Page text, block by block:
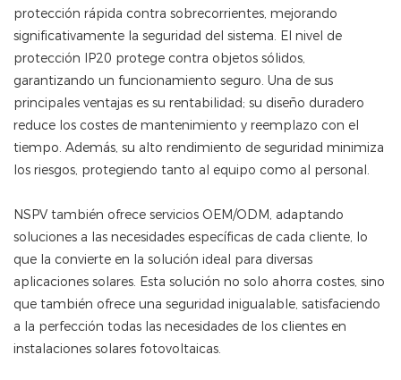
protección rápida contra sobrecorrientes, mejorando
significativamente la seguridad del sistema. El nivel de
protección IP20 protege contra objetos sólidos,
garantizando un funcionamiento seguro. Una de sus
principales ventajas es su rentabilidad; su diseño duradero
reduce los costes de mantenimiento y reemplazo con el
tiempo. Además, su alto rendimiento de seguridad minimiza
los riesgos, protegiendo tanto al equipo como al personal.
NSPV también ofrece servicios OEM/ODM, adaptando
soluciones a las necesidades específicas de cada cliente, lo
que la convierte en la solución ideal para diversas
aplicaciones solares. Esta solución no solo ahorra costes, sino
que también ofrece una seguridad inigualable, satisfaciendo
a la perfección todas las necesidades de los clientes en
instalaciones solares fotovoltaicas.